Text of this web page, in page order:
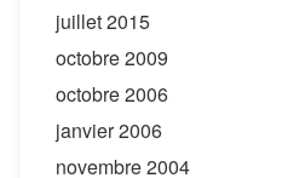
juillet 2015
octobre 2009
octobre 2006
janvier 2006
novembre 2004